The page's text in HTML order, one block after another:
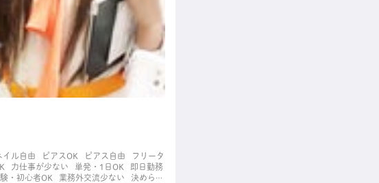
イル自由 ピアスOK ピアス自由
フリータ
力仕事が少ない 単発・1日OK
即日勤務
・初心者OK 業務外交流少ない
決められ